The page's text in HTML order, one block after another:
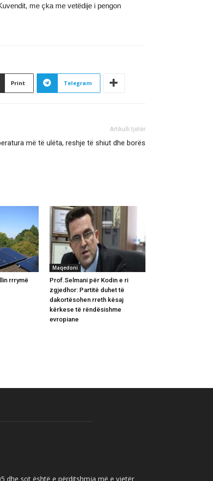
me çka me vetëdije i pengon
Print Telegram
Artikulli tjetër
më të ulëta, reshje të shiut dhe borës
rrrymë
Maqedoni
Prof.Selmani për Kodin e ri
zgjedhor: Partitë duhet të
dakortësohen rreth kësaj
kërkese të rëndësishme
evropiane
dhe sot është e përditshmja më e vjetër